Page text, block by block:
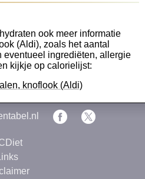
ook meer informatie
(Aldi), zoals het aantal
eventueel ingrediëten, allergie
kijkje op calorielijst:
knoflook (Aldi)
Links